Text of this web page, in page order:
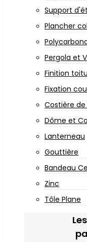
Support
Plancher
Pergola et
Finition
Fixation
Costière de
Dôme et
Lanterneau
Gouttière
Bandeau
Zinc
Tôle Plane